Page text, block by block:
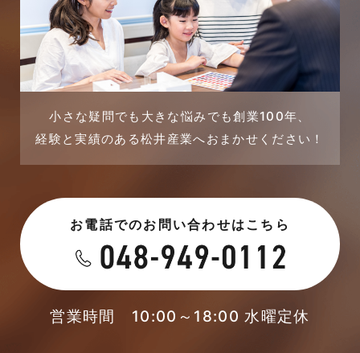
店舗・テナント施工事例
戸建賃貸住宅活用事例
採用情報
未分類
未分類
本店-ブログ
東武スカイツリーライン
2023年10月
2023年9月
2023年7月
2023年5月
2023年4月
2023年3月
小さな疑問でも大きな悩みでも創業100年、
経験と実績のある松井産業へおまかせください！
お電話でのお問い合わせはこちら
営業時間 10:00～18:00 水曜定休